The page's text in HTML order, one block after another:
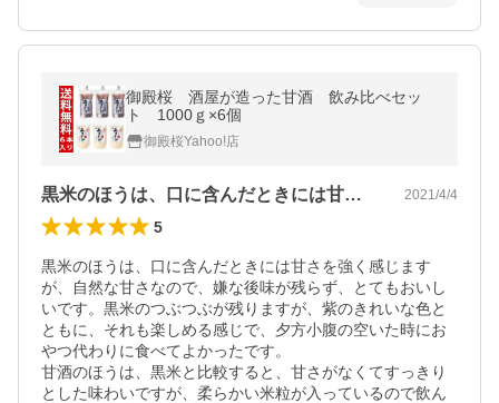
御殿桜 酒屋が造った甘酒 飲み比べセッ
ト 1000ｇ×6個
御殿桜Yahoo!店
黒米のほうは、口に含んだときには甘さを… 2021/4/4
5
黒米のほうは、口に含んだときには甘さを強く感じます
が、自然な甘さなので、嫌な後味が残らず、とてもおいし
いです。黒米のつぶつぶが残りますが、紫のきれいな色と
ともに、それも楽しめる感じで、夕方小腹の空いた時にお
やつ代わりに食べてよかったです。
甘酒のほうは、黒米と比較すると、甘さがなくてすっきり
とした味わいですが、柔らかい米粒が入っているので飲ん